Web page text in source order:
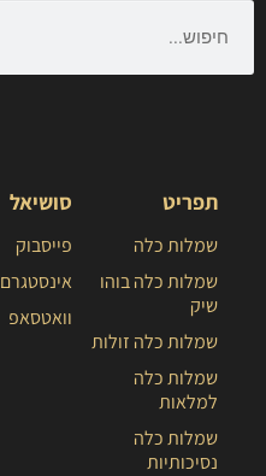
תפריט
שמלות כלה
שמלות כלה בוהו
שיק
שמלות כלה זולות
שמלות כלה
למלאות
שמלות כלה
נסיכותיות
סושיאל
פייסבוק
אינסטגרם
וואטסאפ